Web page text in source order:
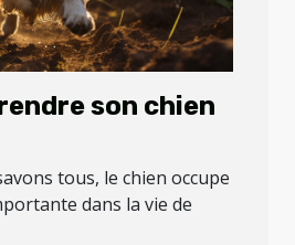
son chien
tous, le chien occupe
dans la vie de